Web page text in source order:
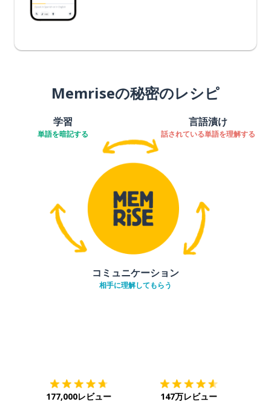
Memriseの秘密のレシピ
学習
単語を暗記する
言語漬け
話されている単語を理解する
コミュニケーション
相手に理解してもらう
177,000レビュー 147万レビュー